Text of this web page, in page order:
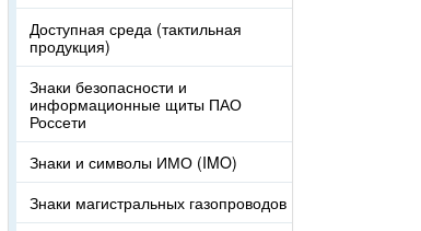
Доступная среда (тактильная
продукция)
Знаки безопасности и
информационные щиты ПАО
Россети
Знаки и символы ИМО (IMO)
Знаки магистральных газопроводов